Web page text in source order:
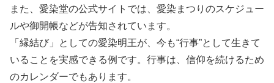
また、愛染堂の公式サイトでは、愛染まつりのスケジュー
ルや御開帳などが告知されています。
「縁結び」としての愛染明王が、今も“行事”として生きて
いることを実感できる例です。行事は、信仰を続けるため
のカレンダーでもあります。